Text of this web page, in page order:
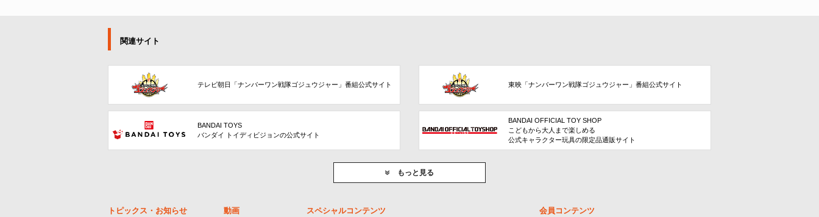
関連サイト
テレビ朝日「ナンバーワン戦隊ゴジュウジャー」番組公式サイト 東映「ナンバーワン戦隊ゴジュウジャー」番組公式サイト
BANDAI TOYS
バンダイ トイディビジョンの公式サイト
BANDAI OFFICIAL TOY SHOP
こどもから大人まで楽しめる
公式キャラクター玩具の限定品通販サイト
もっと見る
トピックス・お知らせ 動画 スペシャルコンテンツ 会員コンテンツ